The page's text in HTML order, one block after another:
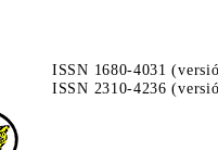
ISSN 1680-4031
ISSN 2310-4236